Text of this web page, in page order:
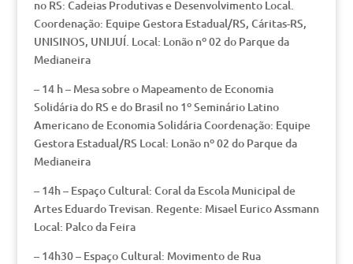
no RS: Cadeias Produtivas e Desenvolvimento Local.
Coordenação: Equipe Gestora Estadual/RS, Cáritas-RS,
UNISINOS, UNIJUÍ. Local: Lonão nº 02 do Parque da
Medianeira
– 14 h – Mesa sobre o Mapeamento de Economia
Solidária do RS e do Brasil no 1º Seminário Latino
Americano de Economia Solidária Coordenação: Equipe
Gestora Estadual/RS Local: Lonão nº 02 do Parque da
Medianeira
– 14h – Espaço Cultural: Coral da Escola Municipal de
Artes Eduardo Trevisan. Regente: Misael Eurico Assmann
Local: Palco da Feira
– 14h30 – Espaço Cultural: Movimento de Rua